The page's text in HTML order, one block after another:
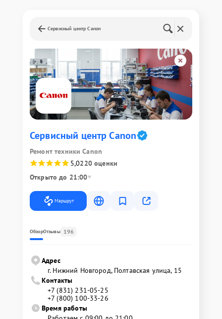
Сервисный центр Canon
Сервисный центр Canon
Ремонт техники Canon
5,0220 оценки
Открыто до 21:00
Маршрут
ОбзорОтзывы 196
Адрес
г. Нижний Новгород, Полтавская улица, 15
Контакты
+7 (831) 231-05-25
+7 (800) 100-33-26
Время работы